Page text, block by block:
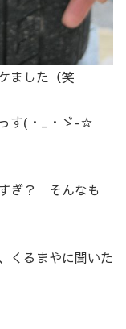
ました（笑
す(・_・ゞ-☆
ぎ？ そんなも
くるまやに聞いた